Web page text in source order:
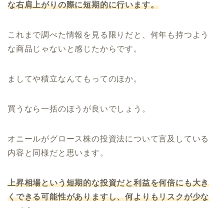
な右肩上がりの際に短期的に行います。
これまで調べた情報を見る限りだと、何年も持つよう
な商品じゃないと感じたからです。
ましてや積立なんてもってのほか。
買うなら一括のほうが良いでしょう。
オニールがグロース株の投資法について言及している
内容と同様だと思います。
上昇相場という短期的な投資だと利益を何倍にも大き
くできる可能性がありますし、何よりもリスクが少な